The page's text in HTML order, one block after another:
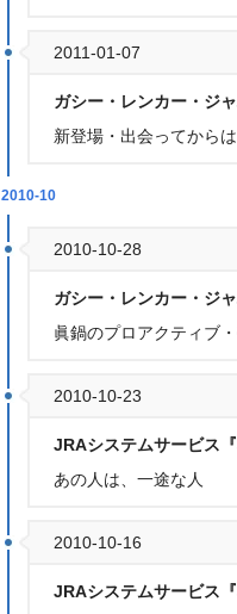
2011-01-07
ガシー・レンカー・ジ
新登場・出会ってから
2010-10
2010-10-28
ガシー・レンカー・ジ
眞鍋のプロアクティブ
2010-10-23
JRAシステムサービス
あの人は、一途な人
2010-10-16
JRAシステムサービス